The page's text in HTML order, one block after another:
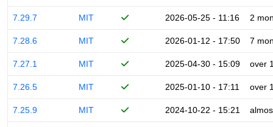
7.29.7 MIT 2026-05-25 - 11:16 2
7.28.6 MIT 2026-01-12 - 17:50 7
7.27.1 MIT 2025-04-30 - 15:09 over
7.26.5 MIT 2025-01-10 - 17:11 over
7.25.9 MIT 2024-10-22 - 15:21